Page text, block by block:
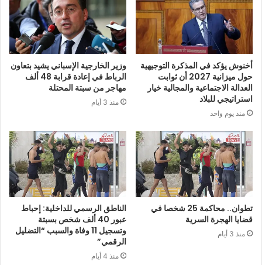
أخنوش يؤكد في المذكرة التوجيهية
حول ميزانية 2027 أن ثوابت
العدالة الاجتماعية والمجالية خيار
استراتيجي للبلاد
منذ يوم واحد
وزير الخارجية الإسباني يشيد بتعاون
الرباط في إعادة قرابة 48 ألف
مهاجر من سبتة المحتلة
منذ 3 أيام
تطوان.. محاكمة 25 شخصا في
قضايا الهجرة السرية
منذ 3 أيام
الناطق الرسمي للداخلية: إحباط
عبور 40 ألف شخص بسبتة
وتسجيل 11 وفاة والسبب “التضليل
الرقمي”
منذ 4 أيام